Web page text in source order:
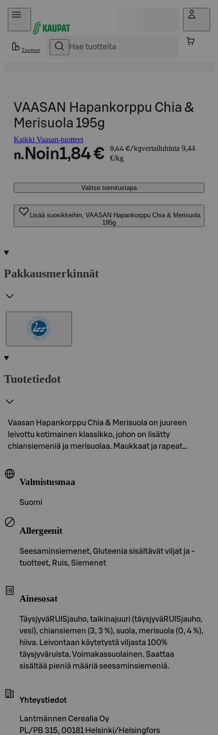
Hyppää sisältöön
Tuotteet
VAASAN Hapankorppu Chia &
Merisuola 195g
Kaikki Vaasan-tuotteet
n. Noin1,84 € 9,44 €/kgvertailuhinta 9,44
€/kg
Valitse toimitustapa
Lisää suosikkeihin, VAASAN Hapankorppu Chia & Merisuola
195g
Pakkausmerkinnät
Tuotetiedot
Vaasan Hapankorppu Chia & Merisuola on juureen
leivottu kotimainen klassikko, johon on lisätty
chiansiemeniä ja merisuolaa. Maukkaat ja rapeat…
Valmistusmaa
Suomi
Allergeenit
Seesaminsiemenet, Gluteenia sisältävät viljat ja -
tuotteet, Ruis, Siemenet
Ainesosat
TäysjyväRUISjauho, taikinajuuri (täysjyväRUISjauho,
vesi), chiansiemen (3, 3 %), suola, merisuola (0, 4 %),
hiiva. Leivontaan käytetystä viljasta 100%
täysjyväruista. Voimakassuolainen. Saattaa
sisältää pieniä määriä seesaminsiemeniä.
Yhteystiedot
Lantmännen Cerealia Oy
PL/PB 315, 00181 Helsinki/Helsingfors